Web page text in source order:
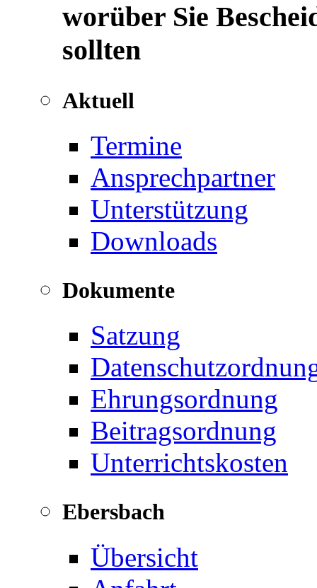
worüber Sie
sollten
Aktuell
Termine
Ansprechpartner
Unterstützung
Downloads
Dokumente
Satzung
Ehrungsordnung
Beitragsordnung
Unterrichtskosten
Ebersbach
Übersicht